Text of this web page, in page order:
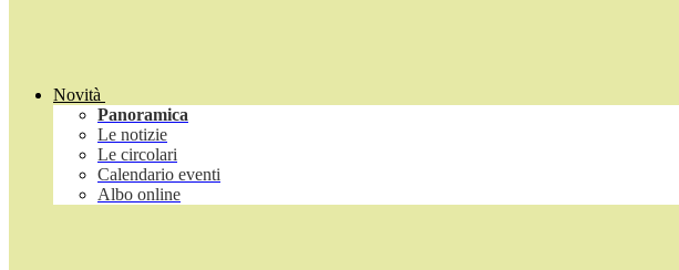
Novità
Panoramica
Le notizie
Le circolari
Calendario eventi
Albo online